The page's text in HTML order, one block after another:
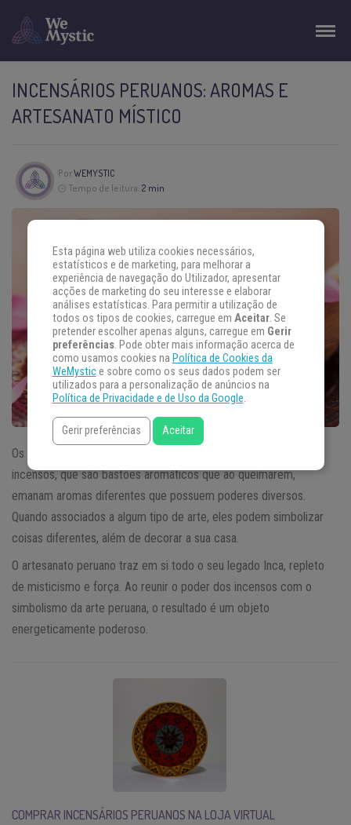
INCENSÁRIOS PERUANOS: AROMAS E
ARTESANATO MÍSTICO
PorWEMYSTIC
Tempo de leitura: 2 min
Os
incensos, que são bastões aromáticos que ao queimarem,
emanam aromas diferentes que possuem poderes diversos.
Quando associados a algum tipo de arte, eles podem simbolizar
coisas diferentes, além de decorar a sua casa.
O artesanato peruano traz em si todo o seu legado Inca, repleto
de misticismo e força. Ao reunir o poder dos incensos com o
simbolismo da arte peruana, o resultado é um objeto
energeticamente poderoso.
COMPRAR INCENSÁRIOS PERUANOS NA LOJA VIRTUAL
Esta página web utiliza cookies necessários,
estatísticos e de marketing, para melhorar a
experiência de navegação do Utilizador, apresentar
acções de marketing do seu interesse e elaborar
análises estatísticas. Para permitir a utilização de
todos os tipos de cookies, carregue em Aceitar. Se
pretender escolher apenas alguns, carregue em Gerir
preferências. Pode obter mais informação acerca de
como usamos cookies na Política de Cookies da
WeMystice sobre como os seus dados podem ser
utilizados para a personalização de anúncios na
Política de Privacidade e de Uso da Google.
Gerir preferências Aceitar